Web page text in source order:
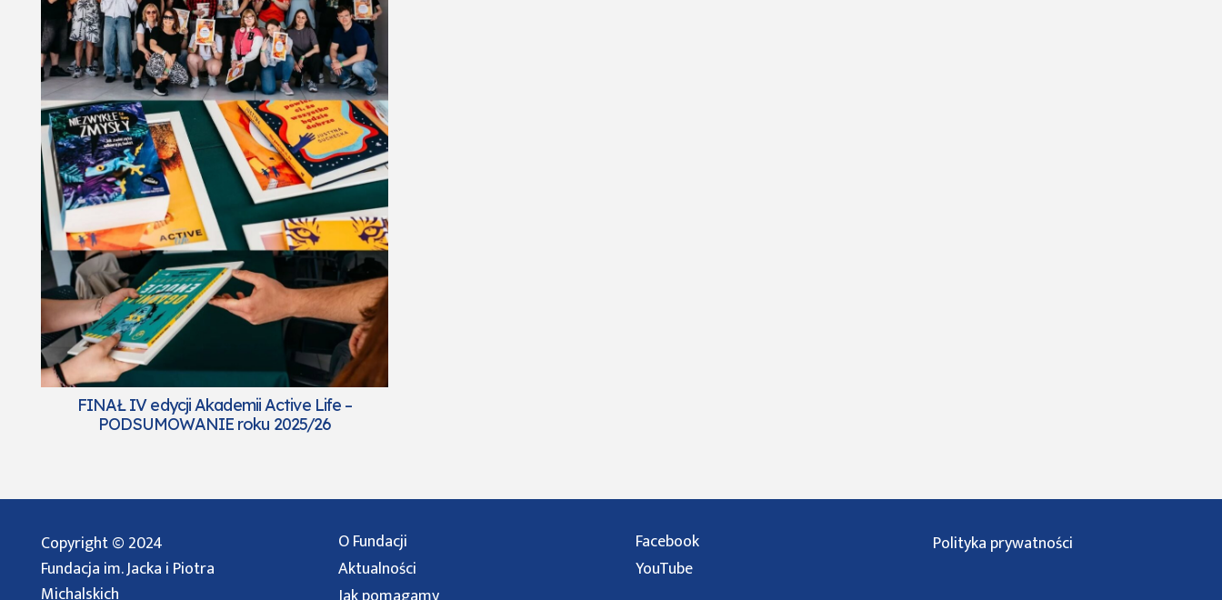
FINAŁ IV edycji Akademii Active Life –
PODSUMOWANIE roku 2025/26
Copyright © 2024
Fundacja im. Jacka i Piotra
Michalskich
O Fundacji
Aktualności
Facebook
YouTube
Polityka prywatności